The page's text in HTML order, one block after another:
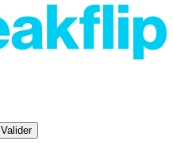
Valider